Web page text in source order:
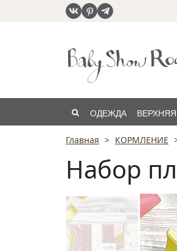
ОДЕЖДА
РАСПРОДАЖА
Главная КОРМЛЕНИЕ
Набор